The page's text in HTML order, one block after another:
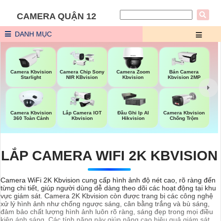
CAMERA QUẬN 12
DANH MỤC
Camera Kbvision
Starlight
Camera Chip Sony
NIR KBvision
Camera Zoom
Kbvision
Bán Camera
Kbvision 2MP
Camera Kbvision
360 Toàn Cảnh
Lắp Camera IOT
Kbvision
Đầu Ghi Ip AI
Hikvision
Camera Kbvision
Chống Trộm
LẮP CAMERA WIFI 2K KBVISION
Camera WiFi 2K Kbvision cung cấp hình ảnh độ nét cao, rõ ràng đến
từng chi tiết, giúp người dùng dễ dàng theo dõi các hoạt động tại khu
vực giám sát. Camera 2K Kbvision còn được trang bị các công nghệ
xử lý hình ảnh như chống ngược sáng, cân bằng trắng và bù sáng,
đảm bảo chất lượng hình ảnh luôn rõ ràng, sáng đẹp trong mọi điều